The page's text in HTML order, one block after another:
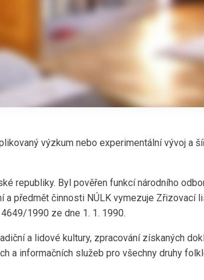
výzkum nebo experimentální vývoj a
republiky. Byl pověřen funkcí národního
předmět činnosti NÚLK vymezuje Zřizovací
1990 ze dne 1. 1. 1990.
a lidové kultury, zpracování získaných
a informačních služeb pro všechny druhy